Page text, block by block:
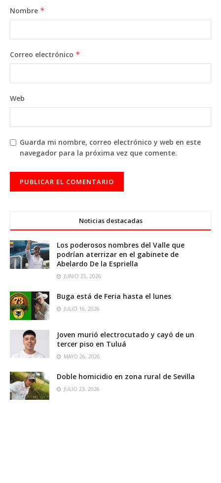
Nombre *
Correo electrónico *
Web
Guarda mi nombre, correo electrónico y web en este
navegador para la próxima vez que comente.
Noticias destacadas
Los poderosos nombres del Valle que
podrían aterrizar en el gabinete de
Abelardo De la Espriella
JUNIO 25, 2026
Buga está de Feria hasta el lunes
JULIO 16, 2026
Joven murió electrocutado y cayó de un
tercer piso en Tuluá
MAYO 26, 2026
Doble homicidio en zona rural de Sevilla
JULIO 23, 2026